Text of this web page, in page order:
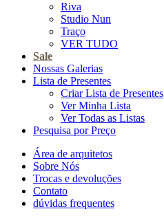
Riva
Studio Nun
Traço
VER TUDO
Sale
Nossas Galerias
Lista de Presentes
Criar Lista de Presentes
Ver Minha Lista
Ver Todas as Listas
Pesquisa por Preço
Área de arquitetos
Sobre Nós
Trocas e devoluções
Contato
dúvidas frequentes